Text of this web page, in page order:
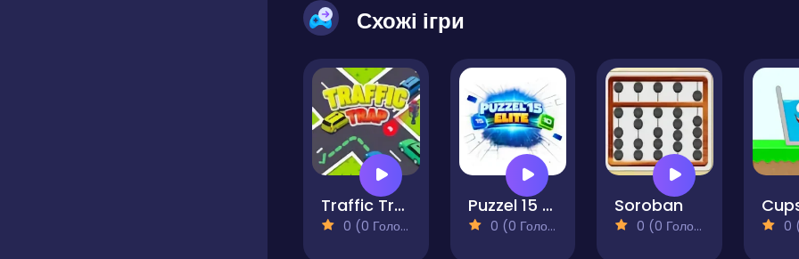
Схожі ігри
Traffic Trap
0 (0 Голосів)
Puzzel 15 Elite
0 (0 Голосів)
Soroban
0 (0 Голосів) 0